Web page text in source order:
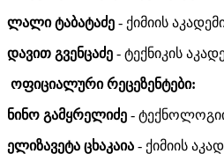
ლალი ტაბატაძე - ქიმიის
დავით გვენცაძე - ტექნიკის
ოფიციალური რეცეზენტები:
ნინო გამყრელიძე -
ელიზავეტა ცხაკაია - ქიმიის